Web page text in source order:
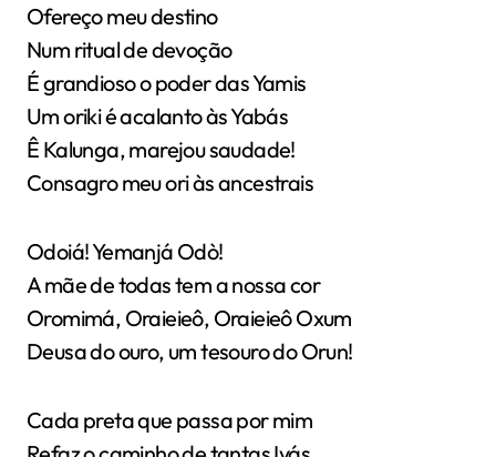
Ofereço meu destino
Num ritual de devoção
É grandioso o poder das Yamis
Um oriki é acalanto às Yabás
Ê Kalunga, marejou saudade!
Consagro meu ori às ancestrais
Odoiá! Yemanjá Odò!
A mãe de todas tem a nossa cor
Oromimá, Oraieieô, Oraieieô Oxum
Deusa do ouro, um tesouro do Orun!
Cada preta que passa por mim